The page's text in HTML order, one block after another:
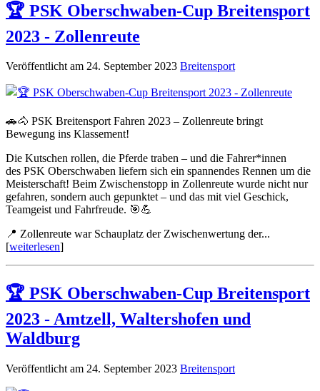
🏆 PSK Oberschwaben-Cup Breitensport
2023 - Zollenreute
Veröffentlicht am 24. September 2023 Breitensport
🚗🐴 PSK Breitensport Fahren 2023 – Zollenreute bringt
Bewegung ins Klassement!
Die Kutschen rollen, die Pferde traben – und die Fahrer*innen
des PSK Oberschwaben liefern sich ein spannendes Rennen um die
Meisterschaft! Beim Zwischenstopp in Zollenreute wurde nicht nur
gefahren, sondern auch gepunktet – und das mit viel Geschick,
Teamgeist und Fahrfreude. 🎯💪
📍 Zollenreute war Schauplatz der Zwischenwertung der...
[weiterlesen]
🏆 PSK Oberschwaben-Cup Breitensport
2023 - Amtzell, Waltershofen und
Waldburg
Veröffentlicht am 24. September 2023 Breitensport